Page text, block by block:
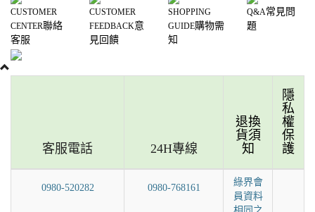
CUSTOMER
CENTER聯絡
客服
CUSTOMER
FEEDBACK意
見回饋
SHOPPING
GUIDE購物需
知
Q&A常見問
題
客服電話 24H專線
退換
貨須
知
隱
私
權
保
護
0980-520282 0980-768161
綠界會
員資料